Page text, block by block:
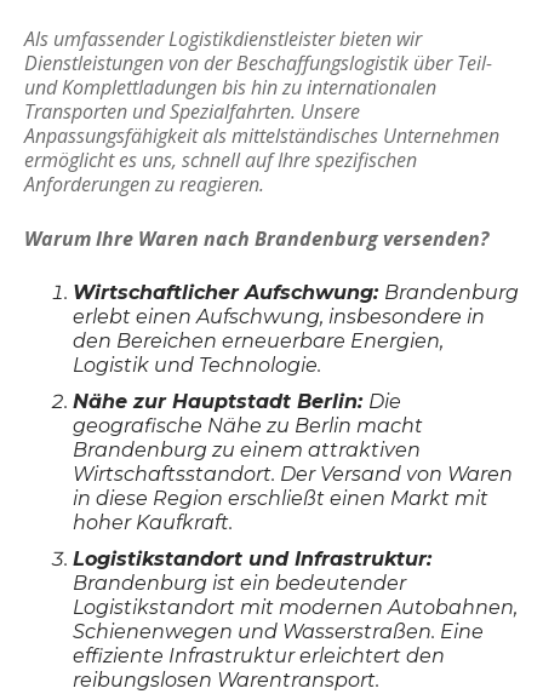
Als umfassender Logistikdienstleister bieten wir
Dienstleistungen von der Beschaffungslogistik über Teil-
und Komplettladungen bis hin zu internationalen
Transporten und Spezialfahrten. Unsere
Anpassungsfähigkeit als mittelständisches Unternehmen
ermöglicht es uns, schnell auf Ihre spezifischen
Anforderungen zu reagieren.
Warum Ihre Waren nach Brandenburg versenden?
Wirtschaftlicher Aufschwung: Brandenburg
erlebt einen Aufschwung, insbesondere in
den Bereichen erneuerbare Energien,
Logistik und Technologie.
Nähe zur Hauptstadt Berlin: Die
geografische Nähe zu Berlin macht
Brandenburg zu einem attraktiven
Wirtschaftsstandort. Der Versand von Waren
in diese Region erschließt einen Markt mit
hoher Kaufkraft.
Logistikstandort und Infrastruktur:
Brandenburg ist ein bedeutender
Logistikstandort mit modernen Autobahnen,
Schienenwegen und Wasserstraßen. Eine
effiziente Infrastruktur erleichtert den
reibungslosen Warentransport.